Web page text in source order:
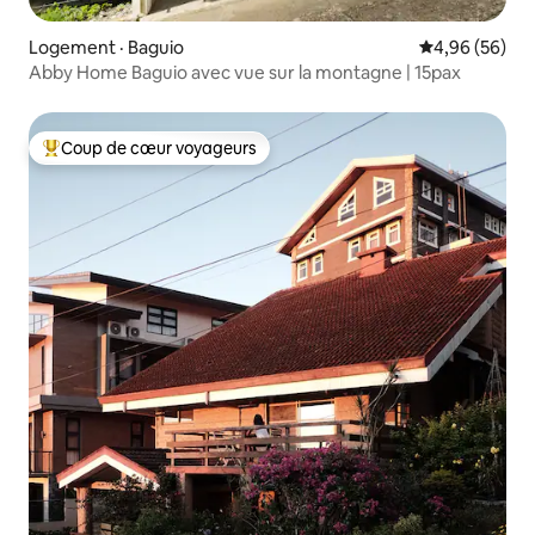
Logement · Baguio Note
4,96 (56)
Abby Home Baguio avec vue sur la montagne | 15pax
Coup de cœur voyageurs parmi les plus aimés
Coup de cœur voyageurs